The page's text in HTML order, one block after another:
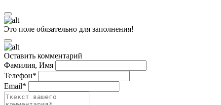
Это поле обязательно для заполнения!
Оставить комментарий
Фамилия, Имя
Телефон*
Email*